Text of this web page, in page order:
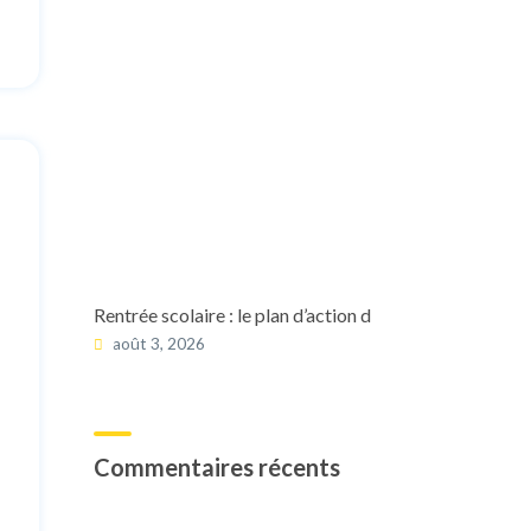
Rentrée scolaire : le plan d’action d
août 3, 2026
Commentaires récents